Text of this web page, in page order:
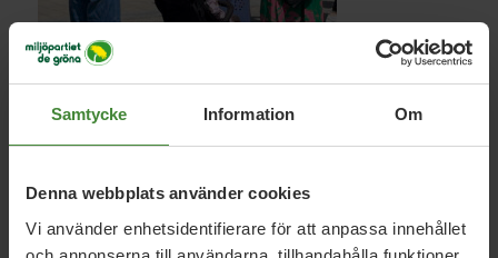
Samtycke Information Om
Denna webbplats använder cookies
Vi använder enhetsidentifierare för att anpassa innehållet